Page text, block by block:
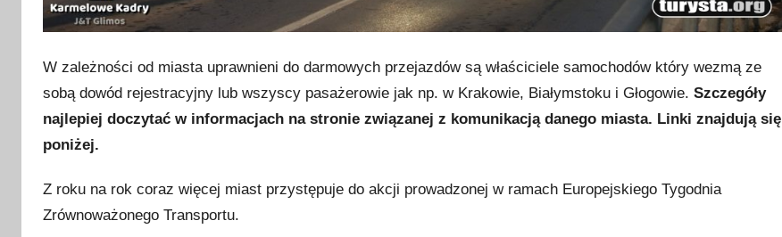
W zależności od miasta uprawnieni do darmowych przejazdów są właściciele samochodów który wezmą ze
sobą dowód rejestracyjny lub wszyscy pasażerowie jak np. w Krakowie, Białymstoku i Głogowie. Szczegóły
najlepiej doczytać w informacjach na stronie związanej z komunikacją danego miasta. Linki znajdują się
poniżej.
Z roku na rok coraz więcej miast przystępuje do akcji prowadzonej w ramach Europejskiego Tygodnia
Zrównoważonego Transportu.